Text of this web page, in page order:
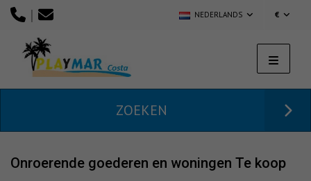
| NEDERLANDS €
ZOEKEN
Onroerende goederen en woningen Te koop